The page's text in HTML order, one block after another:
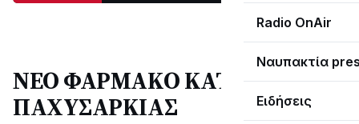
Radio OnAir
Ναυπακτία
Ειδήσεις
ΝΕΟ ΦΑΡΜΑΚΟ ΚΑΤΑ ΤΗΣ
ΠΑΧΥΣΑΡΚΙΑΣ